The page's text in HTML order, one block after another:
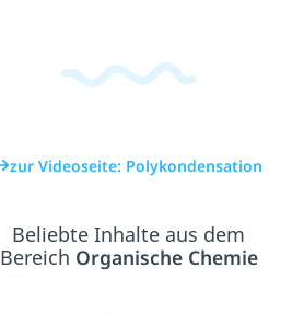
zur Videoseite: Polykondensation
Beliebte Inhalte aus dem
Bereich Organische Chemie